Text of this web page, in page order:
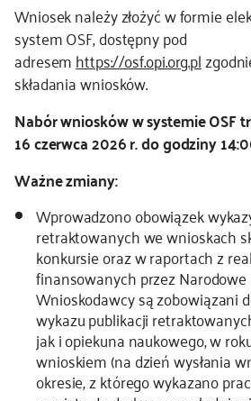
Wniosek należy złożyć w formie
system OSF, dostępny pod
adresemhttps://osf.opi.org.pl
składania wniosków.
Nabór wniosków w systemie OSF
16 czerwca 2026 r. do godziny
Ważne zmiany:
Wprowadzono obowiązek
retraktowanych we wnioskach
konkursie oraz w raportach z
finansowanych przez
Wnioskodawcy są zobowiązani
wykazu publikacji
jak i opiekuna naukowego, w
wnioskiem (na dzień wysłania
okresie, z którego wykazano